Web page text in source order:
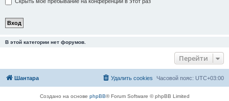
В этой категории нет форумов.
Перейти
Шантара Часовой пояс: UTC+03:00
Удалить cookies
Создано на основе phpBB® Forum Software © phpBB Limited